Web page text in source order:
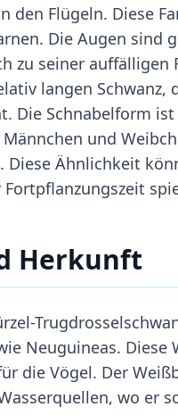
den Flügeln. Diese
Die Augen sind
zu seiner auffälligen
langen
Die Schnabelform
und
Diese Ähnlichkeit
Herkunft
Neuguineas.
die Vögel. Der
wo er